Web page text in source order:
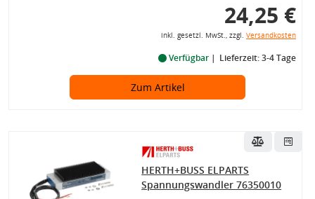
24,25 €
inkl. gesetzl. MwSt., zzgl. Versandkosten
Verfügbar Lieferzeit: 3-4 Tage
Zum Artikel
HERTH+BUSS ELPARTS
Spannungswandler 76350010